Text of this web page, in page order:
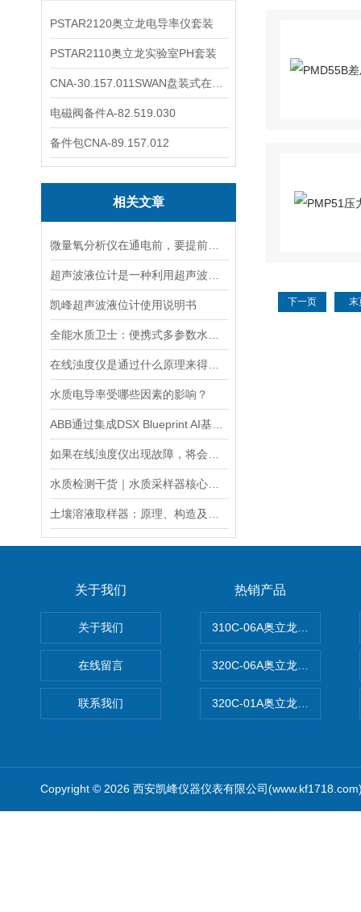
PSTAR2120奥立龙电导率仪套装
PSTAR2110奥立龙实验室PH套装
电磁阀备件A-82.519.030
备件包CNA-89.157.012
相关文章
凯峰超声波液位计使用说明书
水质电导率受哪些因素的影响？
下一页 末
关于我们
关于我们
在线留言
联系我们
热销产品
310C-06A奥立龙实验室台式
320C-06A奥立龙实验室便携
320C-01A奥立龙实验室便携
Copyright © 2026 西安凯峰仪器仪表有限公司